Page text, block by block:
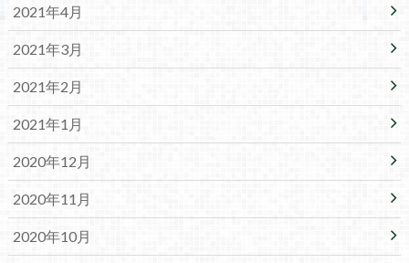
2021年4月
2021年3月
2021年2月
2021年1月
2020年12月
2020年11月
2020年10月